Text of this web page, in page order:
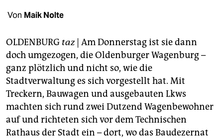
fragen & hilfe
abo
genossenschaft
epaper login
Von Maik Nolte
OLDENBURG taz| Am Donnerstag ist sie dann
doch umgezogen, die Oldenburger Wagenburg –
ganz plötzlich und nicht so, wie die
Stadtverwaltung es sich vorgestellt hat. Mit
Treckern, Bauwagen und ausgebauten Lkws
machten sich rund zwei Dutzend Wagenbewohner
auf und richteten sich vor dem Technischen
Rathaus der Stadt ein – dort, wo das Baudezernat